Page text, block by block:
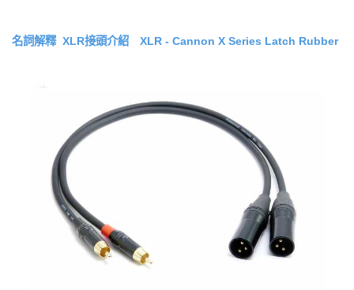
名詞解釋 XLR接頭介紹 XLR - Cannon X Series Latch Rubber